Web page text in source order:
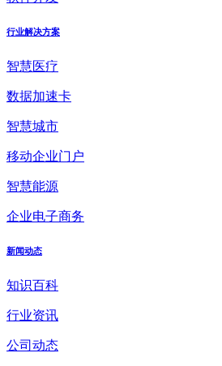
行业解决方案
智慧医疗
数据加速卡
智慧城市
移动企业门户
智慧能源
企业电子商务
新闻动态
知识百科
行业资讯
公司动态